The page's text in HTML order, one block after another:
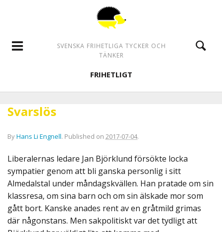
SVENSKA FRIHETLIGA TYCKER OCH
TÄNKER
FRIHETLIGT
Svarslös
ByHans Li Engnell. Published on 2017-07-04.
Liberalernas ledare Jan Björklund försökte locka
sympatier genom att bli ganska personlig i sitt
Almedalstal under måndagskvällen. Han pratade om sin
klassresa, om sina barn och om sin älskade mor som
gått bort. Kanske anades rent av en gråtmild grimas
där någonstans. Men sakpolitiskt var det tydligt att